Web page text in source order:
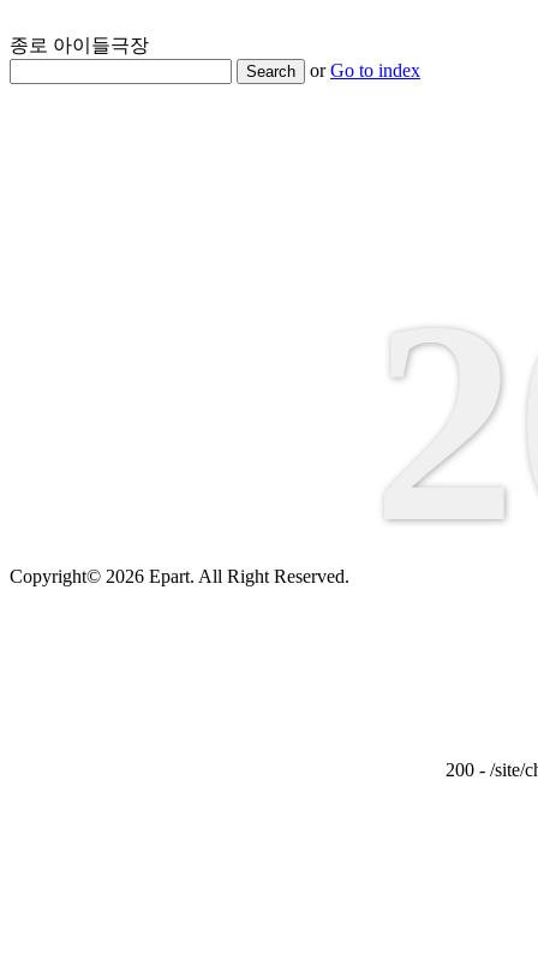
종로 아이들극장
Search orGo to index
200 - /site/
Copyright© 2026 Epart. All Right Reserved.